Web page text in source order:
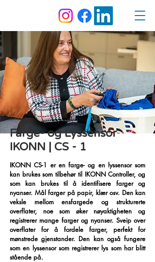
Farge- og Lyssensor
IKONN | CS - 1
IKONN CS-1 er en farge- og en lyssensor som
kan brukes som tilbehør til IKONN Controller, og
som kan brukes til å identifisere farger og
nyanser. Mål farger på papir, klær osv. Den kan
veksle mellom ensfargede og strukturerte
overflater, noe som øker nøyaktigheten og
registrerer mange farger og nyanser. Sveip over
overflater for å fordele farger, perfekt for
mønstrede gjenstander. Den kan også fungere
som en lyssensor som registrerer lys som har blitt
stående på.